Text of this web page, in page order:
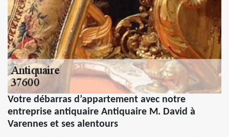
Votre débarras d’appartement avec notre
entreprise antiquaire Antiquaire M. David à
Varennes et ses alentours